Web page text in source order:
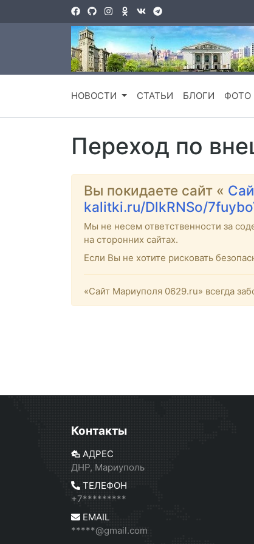
НОВОСТИ СТАТЬИ БЛОГИ ФОТО
Переход по
Вы покидаете сайт «
kalitki.ru/DlkRNSo/
Мы не несем ответственности за
на сторонних сайтах.
Если Вы не хотите рисковать
«Сайт Мариуполя 0629.ru» всегда
Контакты
АДРЕС
ДНР, Мариуполь
ТЕЛЕФОН
+7*********
EMAIL
*****@gmail.com